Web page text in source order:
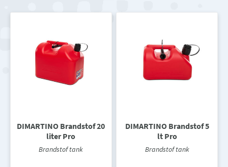
DIMARTINO Brandstof 20
liter Pro
Brandstof tank
DIMARTINO Brandstof 5
lt Pro
Brandstof tank